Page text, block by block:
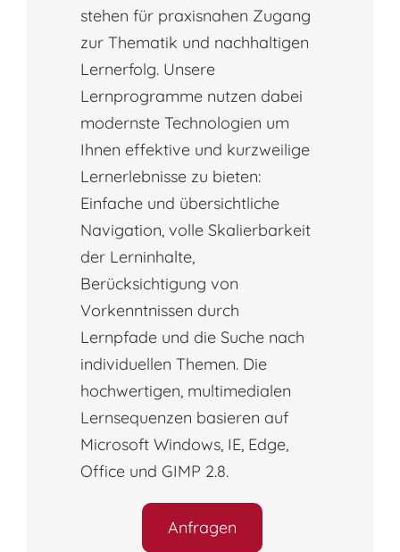
stehen für praxisnahen Zugang
zur Thematik und nachhaltigen
Lernerfolg. Unsere
Lernprogramme nutzen dabei
modernste Technologien um
Ihnen effektive und kurzweilige
Lernerlebnisse zu bieten:
Einfache und übersichtliche
Navigation, volle Skalierbarkeit
der Lerninhalte,
Berücksichtigung von
Vorkenntnissen durch
Lernpfade und die Suche nach
individuellen Themen. Die
hochwertigen, multimedialen
Lernsequenzen basieren auf
Microsoft Windows, IE, Edge,
Office und GIMP 2.8.
Anfragen